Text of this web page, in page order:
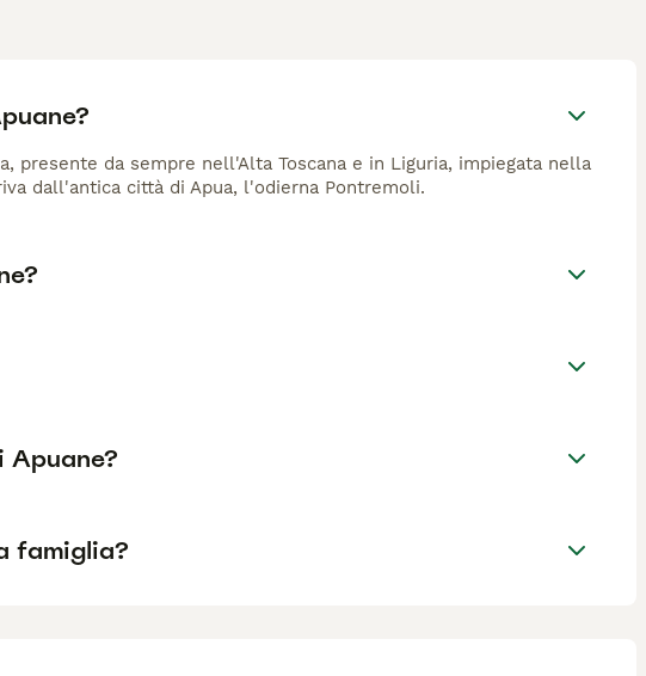
presente da sempre nell'Alta Toscana e in Liguria, impiegata nella
dall'antica città di Apua, l'odierna Pontremoli.
Apuane?
famiglia?